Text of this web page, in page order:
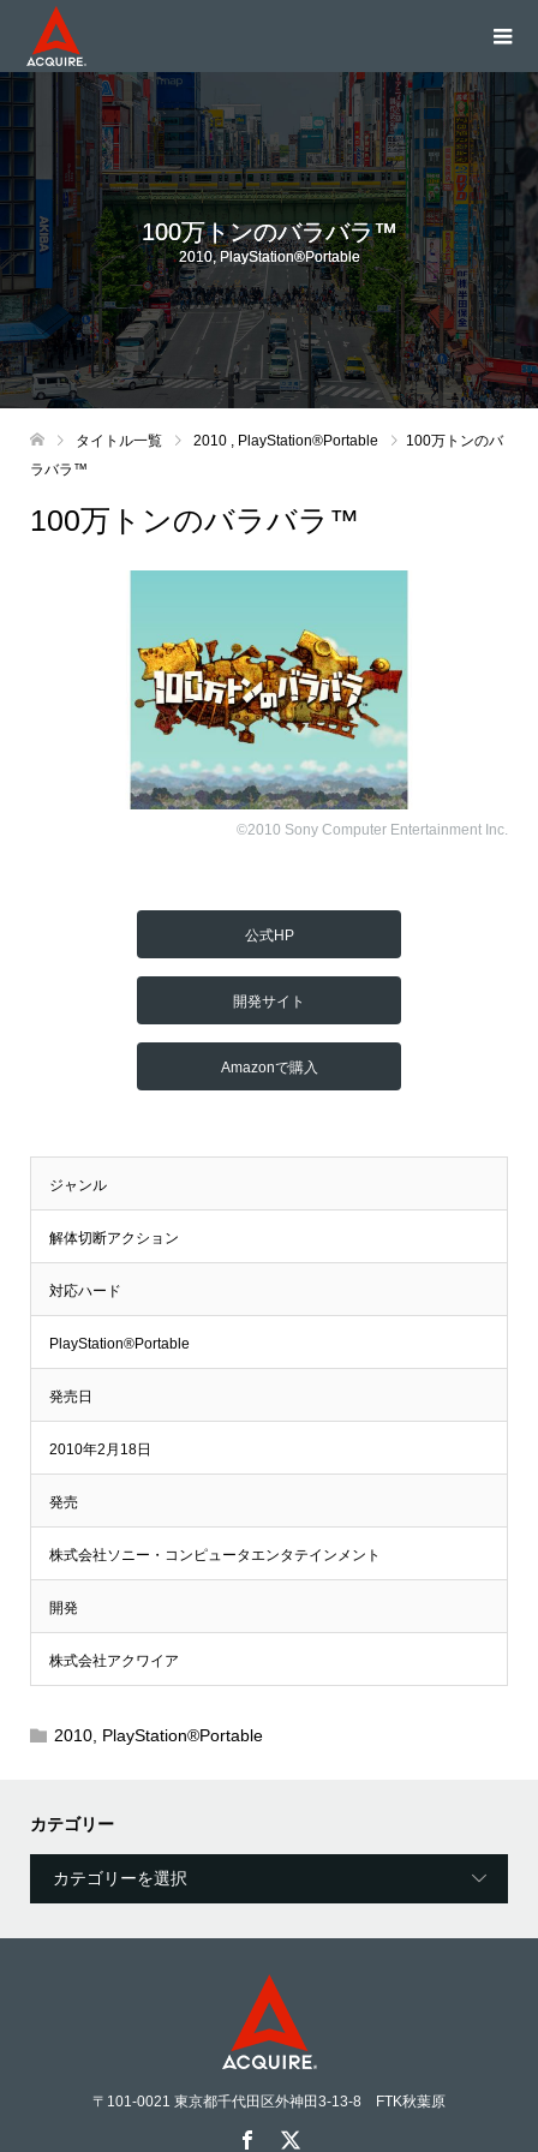
100万トンのバラバラ™
2010,PlayStation®Portable
タイトル一覧 2010 PlayStation®Portable
100万トンのバ
ラバラ™
100万トンのバラバラ™
©2010 Sony Computer Entertainment Inc.
公式HP
開発サイト
Amazonで購入
ジャンル
解体切断アクション
対応ハード
PlayStation®Portable
発売日
2010年2月18日
発売
株式会社ソニー・コンピュータエンタテインメント
開発
株式会社アクワイア
2010, PlayStation®Portable
カテゴリー
〒101-0021 東京都千代田区外神田3-13-8 FTK秋葉原